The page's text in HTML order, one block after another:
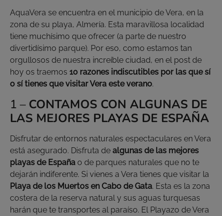
AquaVera se encuentra en el municipio de Vera, en la
zona de su playa, Almería. Esta maravillosa localidad
tiene muchísimo que ofrecer (a parte de nuestro
divertidísimo parque). Por eso, como estamos tan
orgullosos de nuestra increíble ciudad, en el post de
hoy os traemos 10 razones indiscutibles por las que sí
o sí tienes que visitar Vera este verano.
1 – CONTAMOS CON ALGUNAS DE
LAS MEJORES PLAYAS DE ESPAÑA
Disfrutar de entornos naturales espectaculares en Vera
está asegurado. Disfruta de algunas de las mejores
playas de España o de parques naturales que no te
dejarán indiferente. Si vienes a Vera tienes que visitar la
Playa de los Muertos en Cabo de Gata. Esta es la zona
costera de la reserva natural y sus aguas turquesas
harán que te transportes al paraíso. El Playazo de Vera